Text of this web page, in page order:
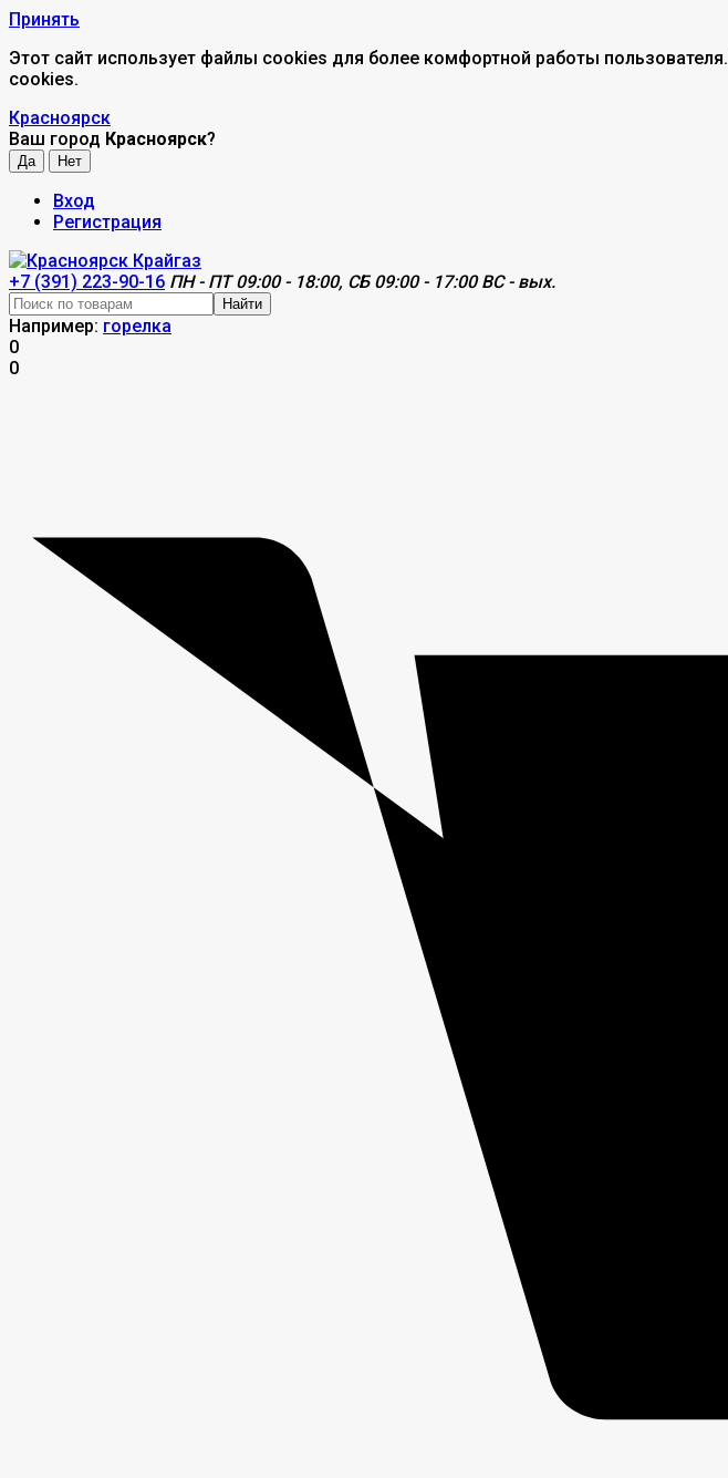
Принять
Этот сайт использует файлы cookies для более комфортной работы
cookies.
Красноярск
Ваш город Красноярск?
Вход
Регистрация
+7 (391) 223-90-16 ПН - ПТ 09:00 - 18:00, СБ 09:00 - 17:00 ВС - вых.
Найти
Например: горелка
0
0